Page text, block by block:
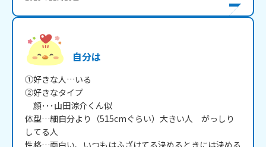
自分は
①好きな人…いる
②好きなタイプ
顔･･･山田涼介くん似
体型…細自分より（515cmぐらい）大きい人　がっしり
してる人